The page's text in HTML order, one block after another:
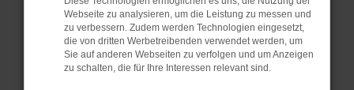
Fenster?
Starte dein Gerät neu.
Das kann manchmal helfen,
vorübergehende Probleme zu beheben.
Webseite zu analysieren, um die Leistung zu messen und
zu verbessern. Zudem werden Technologien eingesetzt,
die von dritten Werbetreibenden verwendet werden, um
Sie auf anderen Webseiten zu verfolgen und um Anzeigen
zu schalten, die für Ihre Interessen relevant sind.